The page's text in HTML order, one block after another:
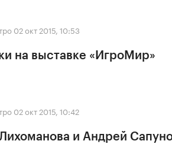
02 окт 2015, 10:53
на выставке «ИгроМир»
02 окт 2015, 10:42
и Андрей